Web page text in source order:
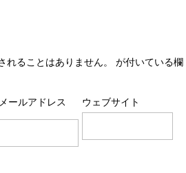
れることはありません。 が付いている欄
メールアドレス ウェブサイト